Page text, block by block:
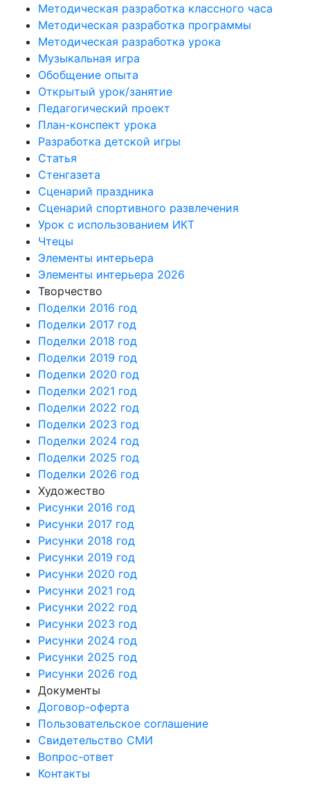
Методическая разработка классного часа
Методическая разработка программы
Методическая разработка урока
Музыкальная игра
Обобщение опыта
Открытый урок/занятие
Педагогический проект
План-конспект урока
Разработка детской игры
Статья
Стенгазета
Сценарий праздника
Сценарий спортивного развлечения
Урок с использованием ИКТ
Чтецы
Элементы интерьера
Элементы интерьера 2026
Творчество
Поделки 2016 год
Поделки 2017 год
Поделки 2018 год
Поделки 2019 год
Поделки 2020 год
Поделки 2021 год
Поделки 2022 год
Поделки 2023 год
Поделки 2024 год
Поделки 2025 год
Поделки 2026 год
Художество
Рисунки 2016 год
Рисунки 2017 год
Рисунки 2018 год
Рисунки 2019 год
Рисунки 2020 год
Рисунки 2021 год
Рисунки 2022 год
Рисунки 2023 год
Рисунки 2024 год
Рисунки 2025 год
Рисунки 2026 год
Документы
Договор-оферта
Пользовательское соглашение
Свидетельство СМИ
Вопрос-ответ
Контакты